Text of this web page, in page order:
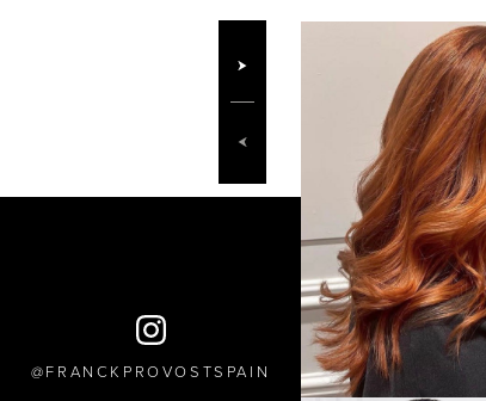
FRANCKPROVOSTSPAIN